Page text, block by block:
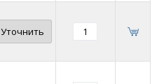
Уточнить